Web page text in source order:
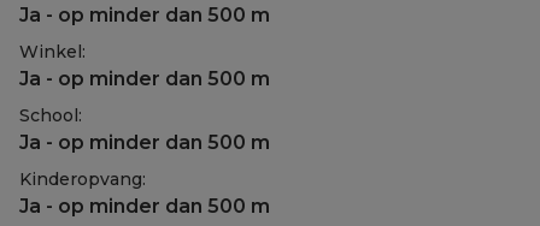
Ja - op minder dan 500 m
Winkel:
Ja - op minder dan 500 m
School:
Ja - op minder dan 500 m
Kinderopvang:
Ja - op minder dan 500 m